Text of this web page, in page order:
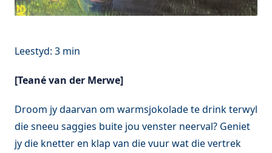
[Teané van der Merwe]
Droom jy daarvan om warmsjokolade te drink terwyl
die sneeu saggies buite jou venster neerval? Geniet
jy die knetter en klap van die vuur wat die vertrek